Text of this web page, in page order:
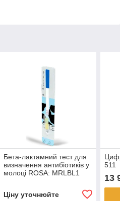
Бета-лактамний тест для
визначення антибіотиків у
молоці ROSA: MRLBL1
Ціну уточнюйте
511
13